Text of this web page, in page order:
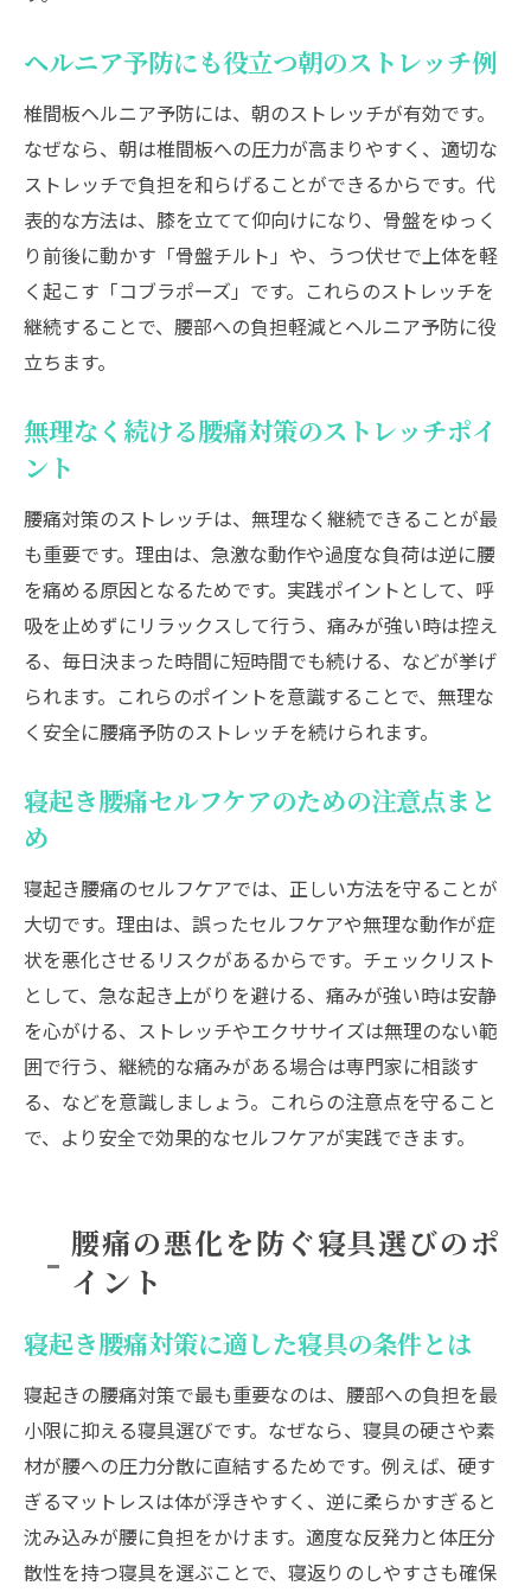
ヘルニア予防にも役立つ朝のストレッチ例
椎間板ヘルニア予防には、朝のストレッチが有効です。
なぜなら、朝は椎間板への圧力が高まりやすく、適切な
ストレッチで負担を和らげることができるからです。代
表的な方法は、膝を立てて仰向けになり、骨盤をゆっく
り前後に動かす「骨盤チルト」や、うつ伏せで上体を軽
く起こす「コブラポーズ」です。これらのストレッチを
継続することで、腰部への負担軽減とヘルニア予防に役
立ちます。
無理なく続ける腰痛対策のストレッチポイ
ント
腰痛対策のストレッチは、無理なく継続できることが最
も重要です。理由は、急激な動作や過度な負荷は逆に腰
を痛める原因となるためです。実践ポイントとして、呼
吸を止めずにリラックスして行う、痛みが強い時は控え
る、毎日決まった時間に短時間でも続ける、などが挙げ
られます。これらのポイントを意識することで、無理な
く安全に腰痛予防のストレッチを続けられます。
寝起き腰痛セルフケアのための注意点まと
め
寝起き腰痛のセルフケアでは、正しい方法を守ることが
大切です。理由は、誤ったセルフケアや無理な動作が症
状を悪化させるリスクがあるからです。チェックリスト
として、急な起き上がりを避ける、痛みが強い時は安静
を心がける、ストレッチやエクササイズは無理のない範
囲で行う、継続的な痛みがある場合は専門家に相談す
る、などを意識しましょう。これらの注意点を守ること
で、より安全で効果的なセルフケアが実践できます。
腰痛の悪化を防ぐ寝具選びのポ
イント
寝起き腰痛対策に適した寝具の条件とは
寝起きの腰痛対策で最も重要なのは、腰部への負担を最
小限に抑える寝具選びです。なぜなら、寝具の硬さや素
材が腰への圧力分散に直結するためです。例えば、硬す
ぎるマットレスは体が浮きやすく、逆に柔らかすぎると
沈み込みが腰に負担をかけます。適度な反発力と体圧分
散性を持つ寝具を選ぶことで、寝返りのしやすさも確保